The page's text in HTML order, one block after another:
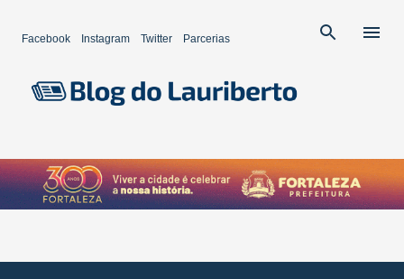
Facebook Instagram Twitter Parcerias